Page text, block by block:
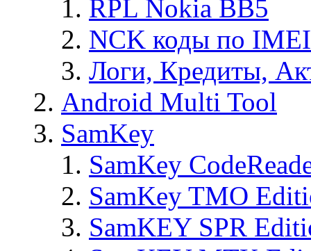
RPL Nokia BB5
NCK коды по IMEI
Логи, Кредиты,
Android Multi Tool
SamKey
SamKey
SamKey TMO
SamKEY SPR